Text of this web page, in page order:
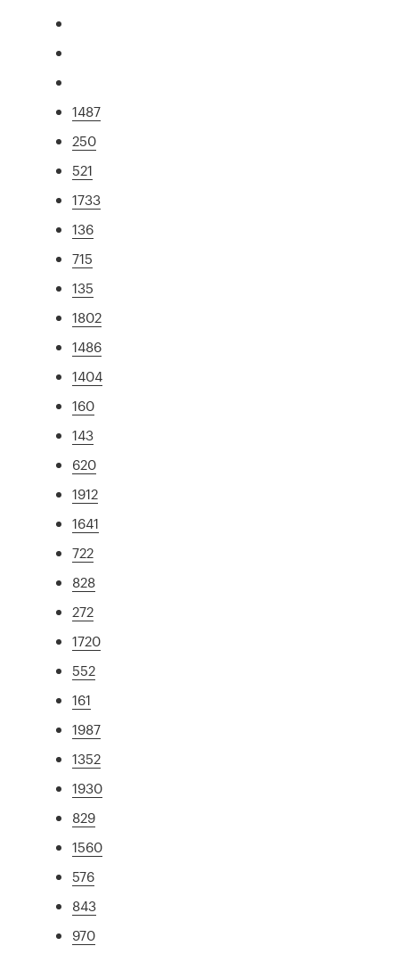
1487
250
521
1733
136
715
135
1802
1486
1404
160
143
620
1912
1641
722
828
272
1720
552
161
1987
1352
1930
829
1560
576
843
970